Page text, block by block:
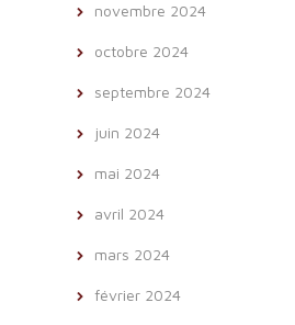
novembre 2024
octobre 2024
septembre 2024
juin 2024
mai 2024
avril 2024
mars 2024
février 2024